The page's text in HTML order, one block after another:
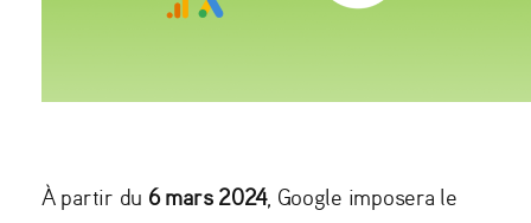
À partir du 6 mars 2024, Google imposera le